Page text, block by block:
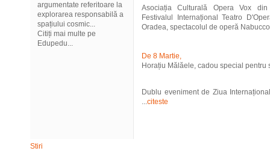
argumentate referitoare la
explorarea responsabilă a
spațiului cosmic...
Citiți mai multe pe
Edupedu...
Asociația Culturală Opera Vox
Festivalul Internațional Teatro
Oradea, spectacolul de operă
De 8 Martie,
Horațiu Mălăele, cadou special
Dublu eveniment de Ziua
...citeste
Stiri